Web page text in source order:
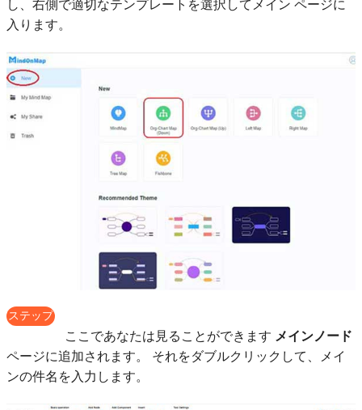
し、右側で適切なテンプレートを選択してメイン ページに
入ります。
ステップ
ここであなたは見ることができます メインノード
ページに追加されます。 それをダブルクリックして、メイ
ンの件名を入力します。